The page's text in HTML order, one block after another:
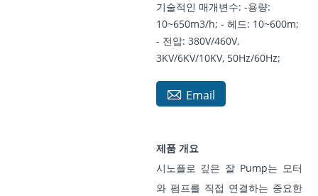
기술적인 매개변수: -용량:
10~650m3/h; - 헤드: 10~600m;
- 전압: 380V/460V,
3KV/6KV/10KV, 50Hz/60Hz;
 Email
제품 개요
시노플로 깊은 잘 Pump는 모터
와 펌프를 직접 연결하는 중요한